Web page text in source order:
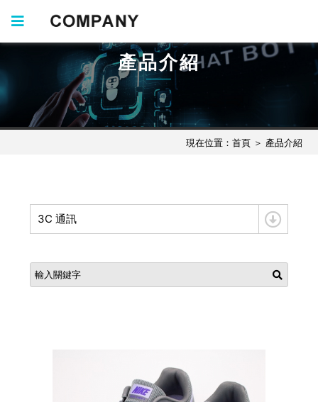
產品介紹
現在位置： 首頁＞ 產品介紹
3C 通訊